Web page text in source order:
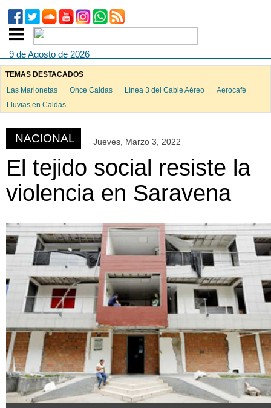
9 de Agosto de 2026
TEMAS DESTACADOS
Las Marionetas
Once Caldas Línea 3 del Cable Aéreo
Aerocafé
Lluvias en Caldas
NACIONAL Jueves, Marzo 3, 2022
El tejido social resiste la
violencia en Saravena